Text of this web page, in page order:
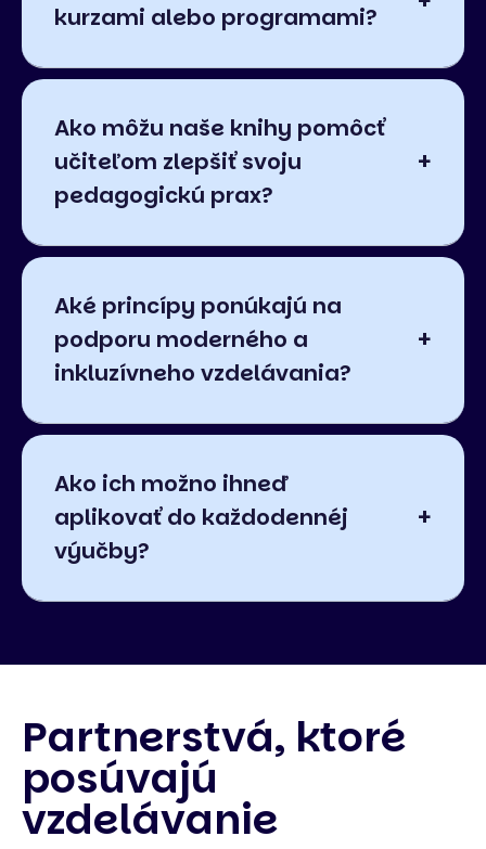
kurzami alebo programami?
Ako môžu naše knihy pomôcť
učiteľom zlepšiť svoju
pedagogickú prax?
Aké princípy ponúkajú na
podporu moderného a
inkluzívneho vzdelávania?
Ako ich možno ihneď
aplikovať do každodennéj
výučby?
Partnerstvá, ktoré
posúvajú
vzdelávanie